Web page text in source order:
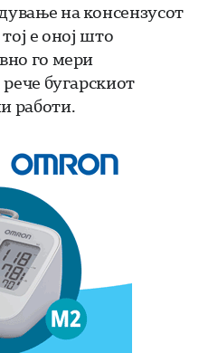
на консензусот
е оној што
го мери
бугарскиот
работи.